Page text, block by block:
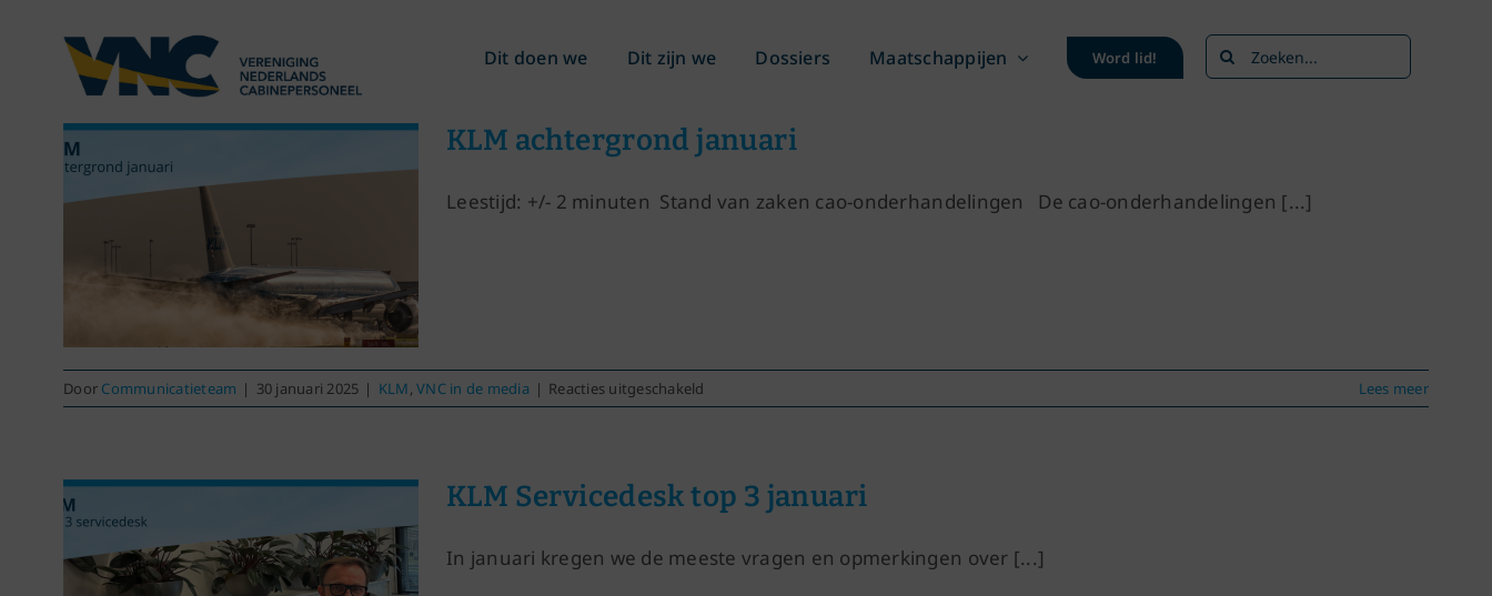
Dit doen we Dit zijn we Dossiers Maatschappijen Word lid!
Zoeken
naar:
KLM achtergrond januari
Leestijd: +/- 2 minuten Stand van zaken cao-onderhandelingen De cao-onderhandelingen [...]
Door Communicatieteam | 30 januari 2025 | KLM,VNC in de media | Reacties uitgeschakeld
KLM
Lees meer
KLM Servicedesk top 3 januari
In januari kregen we de meeste vragen en opmerkingen over [...]